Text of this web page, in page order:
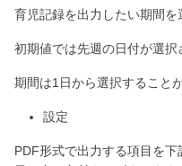
育児記録を出力したい期間を
初期値では先週の日付が選択
期間は1日から選択すること
設定
PDF形式で出力する項目を